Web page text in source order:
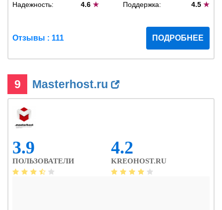
Надежность:
4.6★ Поддержка: 4.5 ★
Отзывы : 111 ПОДРОБНЕЕ
9 Masterhost.ru
3.9
ПОЛЬЗОВАТЕЛИ
4.2
KREOHOST.RU